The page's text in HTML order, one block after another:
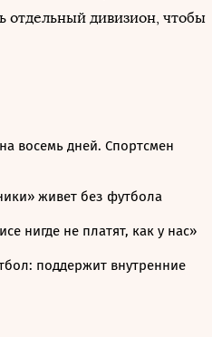
отдельный дивизион, чтобы
восемь дней. Спортсмен
живет без футбола
нигде не платят, как у нас»
поддержит внутренние